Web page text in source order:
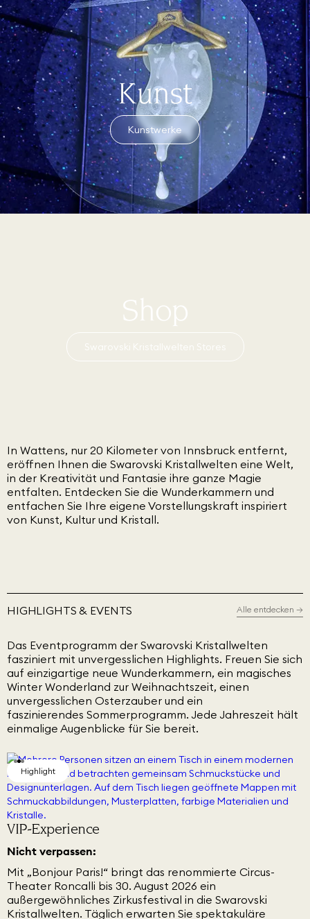
Kunst
Kunstwerke
Shop
Swarovski Kristallwelten Stores
In Wattens, nur 20 Kilometer von Innsbruck entfernt,
eröffnen Ihnen die Swarovski Kristallwelten eine Welt,
in der Kreativität und Fantasie ihre ganze Magie
entfalten. Entdecken Sie die Wunderkammern und
entfachen Sie Ihre eigene Vorstellungskraft inspiriert
von Kunst, Kultur und Kristall.
HIGHLIGHTS & EVENTS Alle entdecken →
Das Eventprogramm der Swarovski Kristallwelten
fasziniert mit unvergesslichen Highlights. Freuen Sie sich
auf einzigartige neue Wunderkammern, ein magisches
Winter Wonderland zur Weihnachtszeit, einen
unvergesslichen Osterzauber und ein
faszinierendes Sommerprogramm. Jede Jahreszeit hält
einmalige Augenblicke für Sie bereit.
Highlight
Zirkusfestival
Highlight
VIP-Experience
Highlight
Marilyn, Forever Inspiring
Nicht verpassen:
Mit „Bonjour Paris!“ bringt das renommierte Circus-
Theater Roncalli bis 30. August 2026 ein
außergewöhnliches Zirkusfestival in die Swarovski
Kristallwelten. Täglich erwarten Sie spektakuläre